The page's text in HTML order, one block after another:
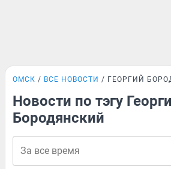
ОМСК ВСЕ НОВОСТИ ГЕОРГИЙ
Новости по тэгу
Бородянский